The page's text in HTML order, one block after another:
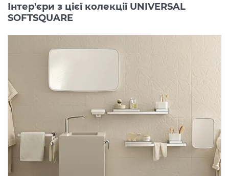
Інтер'єри з цієї колекції UNIVERSAL
SOFTSQUARE